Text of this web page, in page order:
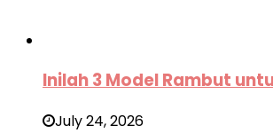
Inilah 3 Model Rambut
July 24, 2026